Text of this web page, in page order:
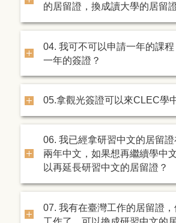
的居留證，換成讀大學的居留
04. 我可不可以申請一年的課
一年的簽證？
05.拿觀光簽證可以來CLEC學
06. 我已經拿研習中文的居留
兩年中文，如果想再繼續學中
以再延長研習中文的居留證？
07. 我有在臺灣工作的居留證